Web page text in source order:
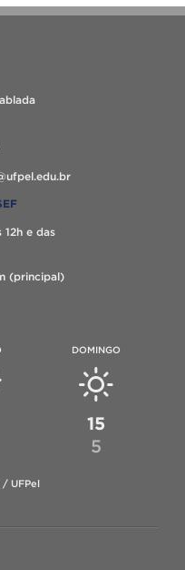
12h e das
(principal)
DOMINGO
15
5
/ UFPel